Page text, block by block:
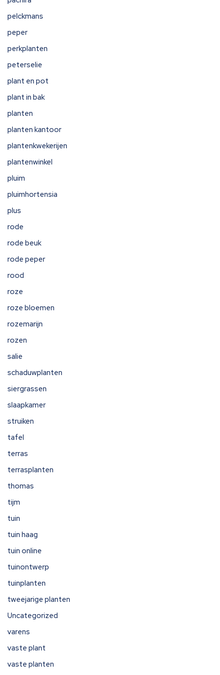
pelckmans
peper
perkplanten
peterselie
plant en pot
plant in bak
planten
planten kantoor
plantenkwekerijen
plantenwinkel
pluim
pluimhortensia
plus
rode
rode beuk
rode peper
rood
roze
roze bloemen
rozemarijn
rozen
salie
schaduwplanten
siergrassen
slaapkamer
struiken
tafel
terras
terrasplanten
thomas
tijm
tuin
tuin haag
tuin online
tuinontwerp
tuinplanten
tweejarige planten
Uncategorized
varens
vaste plant
vaste planten